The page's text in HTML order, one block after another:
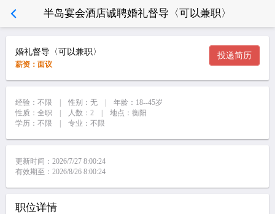
半岛宴会酒店诚聘婚礼督导〈可以兼职〉
婚礼督导〈可以兼职〉 投递简历
薪资：面议
经验：不限 | 性别：无 | 年龄：18--45岁
性质：全职 | 人数：2 | 地点：衡阳
学历：不限 | 专业：不限
更新时间：2026/7/27 8:00:24
有效期至：2026/8/26 8:00:24
职位详情